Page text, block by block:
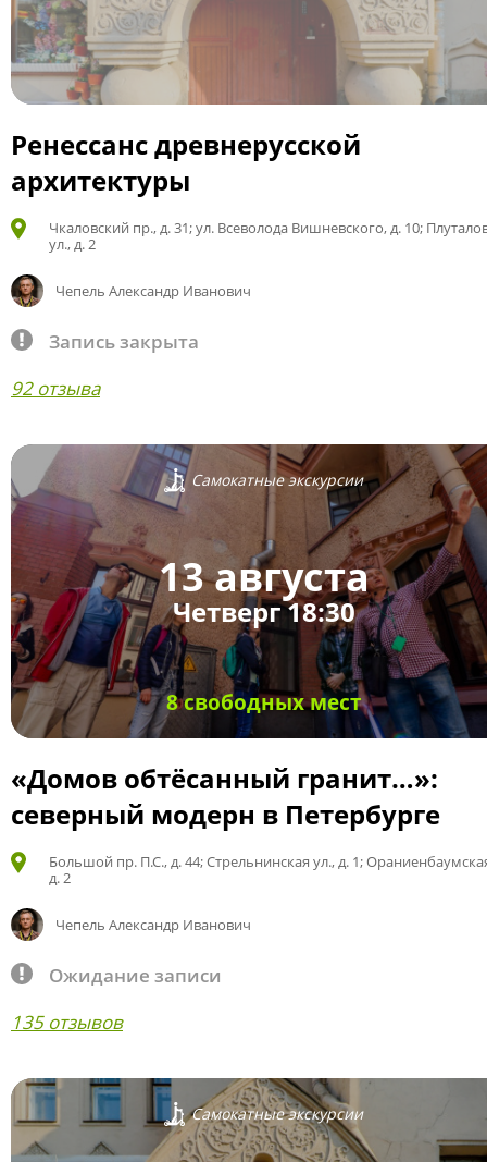
Ренессанс древнерусской
архитектуры
Чкаловский пр., д. 31; ул. Всеволода Вишневского, д. 10;
ул., д. 2
Чепель Александр Иванович
Запись закрыта
92 отзыва
Самокатные экскурсии
13 августа
Четверг 18:30
8 свободных мест
«Домов обтёсанный гранит…»:
северный модерн в Петербурге
Большой пр. П.С., д. 44; Стрельнинская ул., д. 1;
д. 2
Чепель Александр Иванович
Ожидание записи
135 отзывов
Самокатные экскурсии